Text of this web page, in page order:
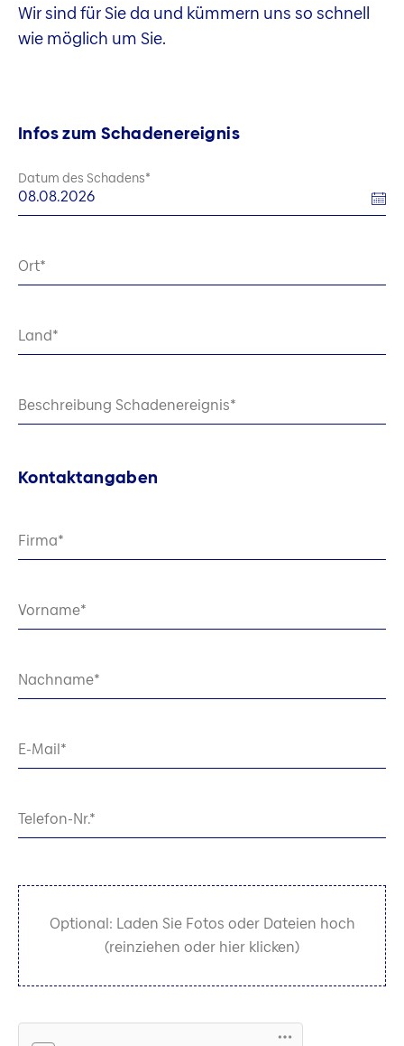
Wir sind für Sie da und kümmern uns so schnell
wie möglich um Sie.
Infos zum Schadenereignis
Datum des Schadens
Ort
Land
Beschreibung Schadenereignis
Kontaktangaben
Firma
Vorname
Nachname
E-Mail
Telefon-Nr.
Optional: Laden Sie Fotos oder Dateien hoch
(reinziehen oder hier klicken)